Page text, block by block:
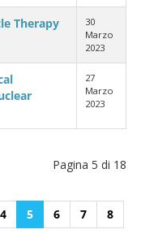
Therapy
30
Marzo
2023
27
Marzo
2023
Pagina 5 di 18
4 5 6 7
8